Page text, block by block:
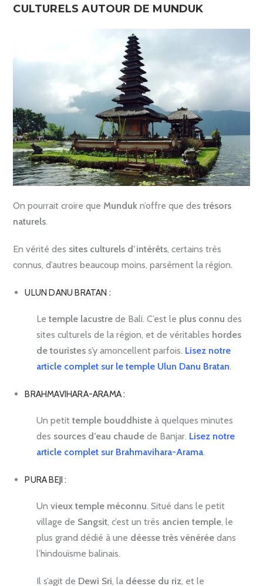
CULTURELS AUTOUR DE MUNDUK
On pourrait croire queMunduk n’offre que destrésors
naturels.
En vérité des sites culturels d’intérêts, certains très
connus, d’autres beaucoup moins, parsèment la région.
ULUN DANU BRATAN :
Letemple lacustre de Bali. C’est le plus connu des
sites culturels de la région, et de véritables hordes
de touristes s’y amoncellent parfois. Lisez notre
article complet sur le temple Ulun Danu Bratan.
BRAHMAVIHARA-ARAMA :
Un petittemple bouddhiste à quelques minutes
des sources d’eau chaude de Banjar. Lisez notre
article complet sur Brahmavihara-Arama.
PURA BEJI :
Unvieux temple méconnu. Situé dans le petit
village de Sangsit, c’est un très ancien temple, le
plus grand dédié à une déesse très vénérée dans
l’hindouisme balinais.
Il s’agit de Dewi Sri, la déesse du riz, et le